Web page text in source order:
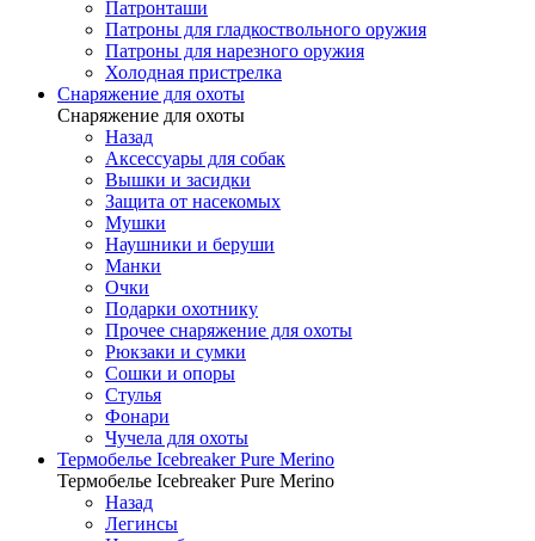
Патронташи
Патроны для гладкоствольного оружия
Патроны для нарезного оружия
Холодная пристрелка
Снаряжение для охоты
Снаряжение для охоты
Назад
Аксессуары для собак
Вышки и засидки
Защита от насекомых
Мушки
Наушники и беруши
Манки
Очки
Подарки охотнику
Прочее снаряжение для охоты
Рюкзаки и сумки
Сошки и опоры
Стулья
Фонари
Чучела для охоты
Термобелье Icebreaker Pure Merino
Термобелье Icebreaker Pure Merino
Назад
Легинсы